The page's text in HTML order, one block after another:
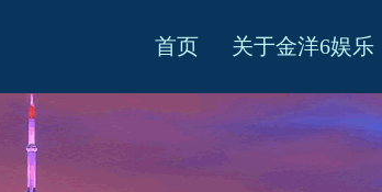
首页 关于金洋6娱乐